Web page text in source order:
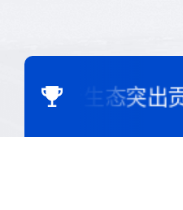
者生态突出贡献奖